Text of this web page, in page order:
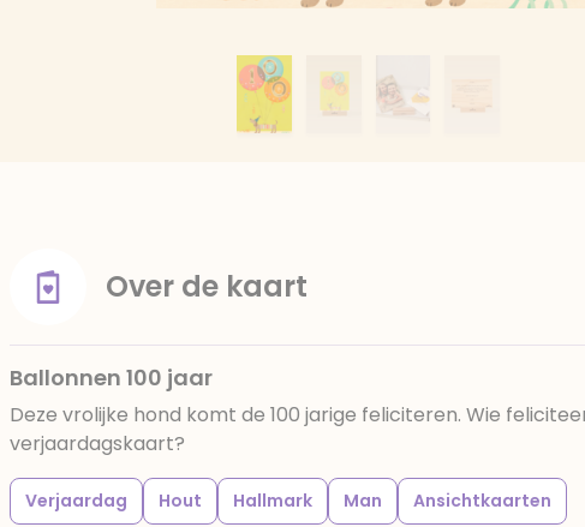
Over de kaart
Ballonnen 100 jaar
Deze vrolijke hond komt de 100 jarige feliciteren. Wie
verjaardagskaart?
Verjaardag Hout Hallmark Man Ansichtkaarten